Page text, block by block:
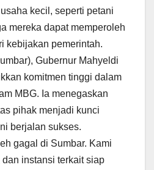
kecil, seperti petani
mereka dapat memperoleh
kebijakan pemerintah.
Gubernur Mahyeldi
komitmen tinggi dalam
MBG. Ia menegaskan
pihak menjadi kunci
berjalan sukses.
gagal di Sumbar. Kami
instansi terkait siap